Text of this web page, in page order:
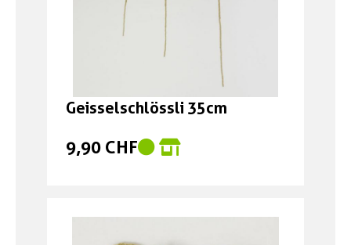
Geisselschlössli 35cm
9,90 CHF